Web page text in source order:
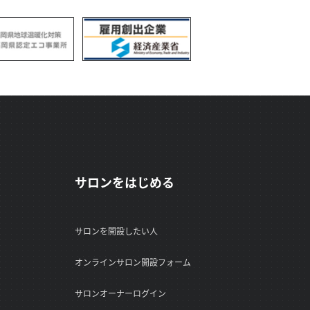
サロンをはじめる
サロンを開設したい人
オンラインサロン開設フォーム
サロンオーナーログイン